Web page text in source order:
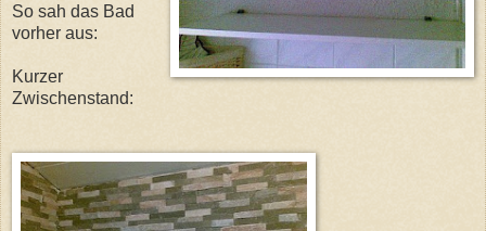
So sah das Bad
vorher aus:
Kurzer
Zwischenstand: